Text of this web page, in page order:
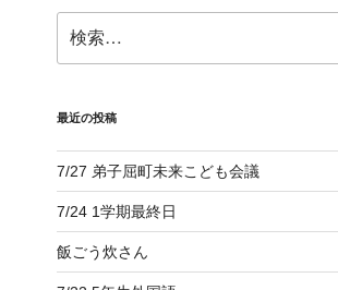
索:
最近の投稿
7/27 弟子屈町未来こども会議
7/24 1学期最終日
飯ごう炊さん